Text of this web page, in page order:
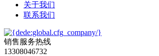
关于我们
联系我们
销售服务热线
13308046732